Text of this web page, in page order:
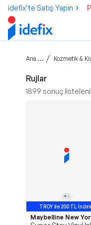
idefix’te Satış Yapın
Ana sayfa / Kozmetik & Kişisel
Rujlar
1899 sonuç
TROY ile 200 TL
Maybelline New